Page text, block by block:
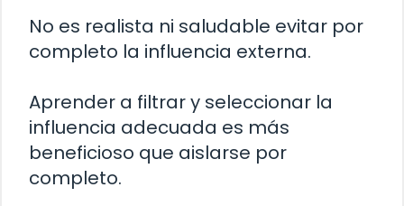
No es realista ni saludable evitar por
completo la influencia externa.
Aprender a filtrar y seleccionar la
influencia adecuada es más
beneficioso que aislarse por
completo.